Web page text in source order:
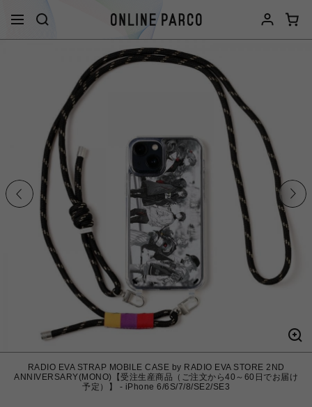
RADIO EVA STRAP MOBILE CASE by RADIO EVA STORE 2ND
ANNIVERSARY(MONO)【受注生産商品（ご注文から40～60日でお届け
予定）】 - iPhone 6/6S/7/8/SE2/SE3